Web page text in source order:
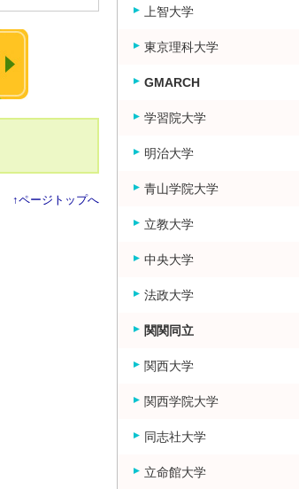
↑ページトップへ
上智大学
東京理科大学
GMARCH
学習院大学
明治大学
青山学院大学
立教大学
中央大学
法政大学
関関同立
関西大学
関西学院大学
同志社大学
立命館大学